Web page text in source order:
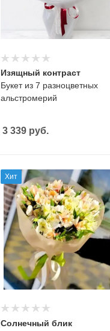
Букет из 7 разноцветных
альстромерий
Изящный контраст
3 339руб.
Хит
Солнечный блик